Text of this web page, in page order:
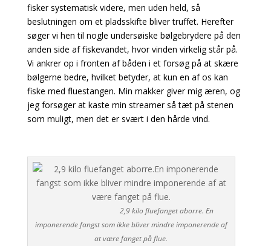
fisker systematisk videre, men uden held, så
beslutningen om et pladsskifte bliver truffet. Herefter
søger vi hen til nogle undersøiske bølgebrydere på den
anden side af fiskevandet, hvor vinden virkelig står på.
Vi ankrer op i fronten af båden i et forsøg på at skære
bølgerne bedre, hvilket betyder, at kun en af os kan
fiske med fluestangen. Min makker giver mig æren, og
jeg forsøger at kaste min streamer så tæt på stenen
som muligt, men det er svært i den hårde vind.
2,9 kilo fluefanget aborre. En
imponerende fangst som ikke bliver mindre imponerende af
at være fanget på flue.